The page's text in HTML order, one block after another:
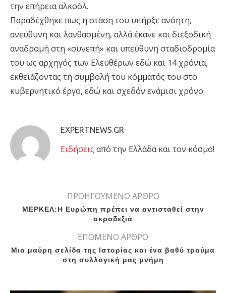
την επήρεια αλκοόλ.
Παραδέχθηκε πως η στάση του υπήρξε ανόητη,
ανεύθυνη και λανθασμένη, αλλά έκανε και διεξοδική
αναδρομή στη «συνεπή» και υπεύθυνη σταδιοδρομία
του ως αρχηγός των Ελευθέρων εδώ και 14 χρόνια,
εκθειάζοντας τη συμβολή του κόμματός του στο
κυβερνητικό έργο, εδώ και σχεδόν ενάμισι χρόνο.
EXPERTNEWS.GR
Eιδήσεις από την Ελλάδα και τον κόσμο!
ΠΡΟΗΓΟΥΜΕΝΟ ΑΡΘΡΟ
ΜΕΡΚΕΛ:Η Ευρώπη πρέπει να αντισταθεί στην
ακροδεξιά
ΕΠΟΜΕΝΟ ΑΡΘΡΟ
Μια μαύρη σελίδα της Ιστορίας και ένα βαθύ τραύμα
στη συλλογική μας μνήμη